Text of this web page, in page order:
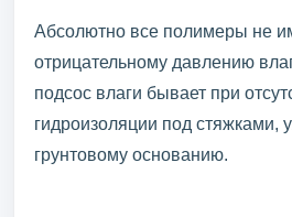
Абсолютно все полимеры не
отрицательному давлению
подсос влаги бывает при
гидроизоляции под стяжками,
грунтовому основанию.